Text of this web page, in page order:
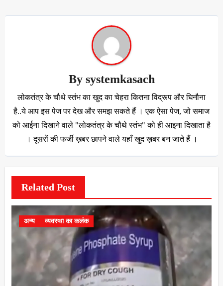
By systemkasach
लोकतंत्र के चौथे स्तंभ का खुद का चेहरा कितना विद्रूप और घिनौना
है..ये आप इस पेज पर देख और समझ सकते हैं । एक ऐसा पेज, जो समाज
को आईना दिखाने वाले "लोकतंत्र के चौथे स्तंभ" को ही आइना दिखाता है
। दूसरों की फर्जी ख़बर छापने वाले यहाँ खुद ख़बर बन जाते हैं ।
Related Post
अन्य व्यवस्था का कलंक